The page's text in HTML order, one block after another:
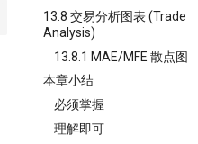
13.8 交易分析图表 (Trade
Analysis)
13.8.1 MAE/MFE 散点图
本章小结
必须掌握
理解即可